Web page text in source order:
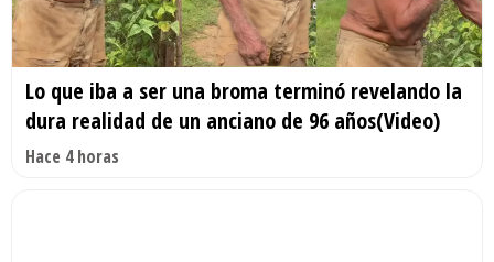
Lo que iba a ser una broma terminó revelando la
dura realidad de un anciano de 96 años(Video)
Hace 4 horas